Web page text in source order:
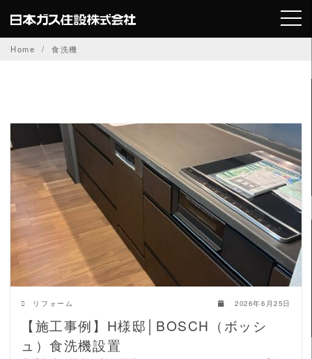
to
content
Home 食洗機
READ MORE
リフォーム 2026年6月25日
【施工事例】H様邸│BOSCH（ボッシ
ュ）食洗機設置